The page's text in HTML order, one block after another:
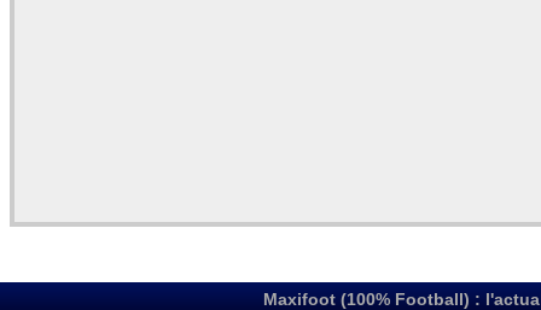
Maxifoot (100% Football) :